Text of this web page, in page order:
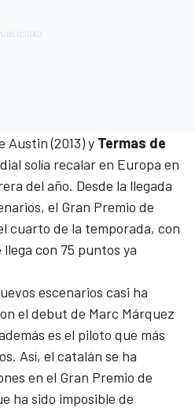
Austin (2013) y Termas de
solía recalar en Europa en
del año. Desde la llegada
el Gran Premio de
cuarto de la temporada, con
con 75 puntos ya
escenarios casi ha
el debut de Marc Márquez
es el piloto que más
Así, el catalán se ha
en el Gran Premio de
ha sido imposible de